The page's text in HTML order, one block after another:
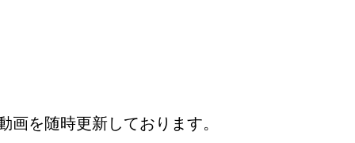
を随時更新しております。